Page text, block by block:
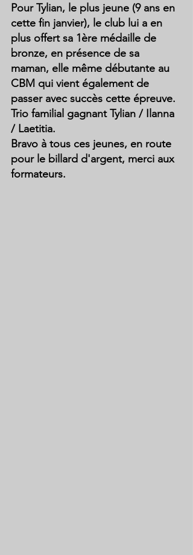
Pour Tylian, le plus jeune (9 ans en
cette fin janvier), le club lui a en
plus offert sa 1ère médaille de
bronze, en présence de sa
maman, elle même débutante au
CBM qui vient également de
passer avec succès cette épreuve.
Trio familial gagnant Tylian / Ilanna
/ Laetitia.
Bravo à tous ces jeunes, en route
pour le billard d'argent, merci aux
formateurs.